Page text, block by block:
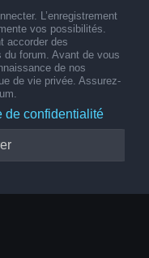
L’enregistrement
vos possibilités.
accorder des
du forum. Avant de vous
de nos
de vie privée. Assurez-
de confidentialité